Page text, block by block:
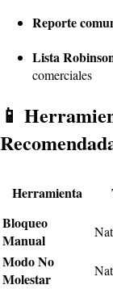
Reporte
Lista
comerciales
📱
Herramienta
Bloqueo
Manual
Modo No
Molestar